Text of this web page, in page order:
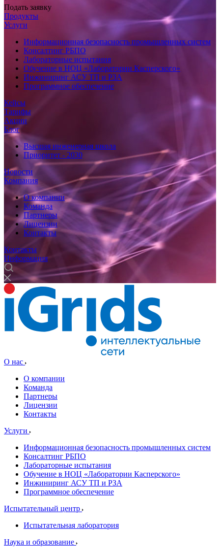
Подать заявку
Продукты
Услуги
Информационная безопасность промышленных систем
Консалтинг РБПО
Лабораторные испытания
Обучение в НОЦ «Лаборатории Касперского»
Инжиниринг АСУ ТП и РЗА
Программное обеспечение
Кейсы
Тарифы
Акции
Блог
Высшая инженерная школа
Приоритет - 2030
Новости
Компания
О компании
Команда
Партнеры
Лицензии
Контакты
Контакты
Информация
О нас
О компании
Команда
Партнеры
Лицензии
Контакты
Услуги
Информационная безопасность промышленных систем
Консалтинг РБПО
Лабораторные испытания
Обучение в НОЦ «Лаборатории Касперского»
Инжиниринг АСУ ТП и РЗА
Программное обеспечение
Испытательный центр
Испытательная лаборатория
Наука и образование